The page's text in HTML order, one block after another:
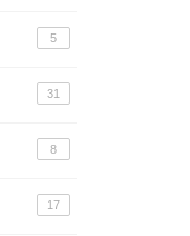
5
31
8
17